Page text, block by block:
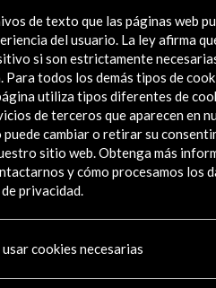
de texto que las páginas web
del usuario. La ley afirma
si son estrictamente
todos los demás tipos de
utiliza tipos diferentes de
de terceros que aparecen en
cambiar o retirar su
sitio web. Obtenga más
y cómo procesamos los
privacidad.
cookies necesarias